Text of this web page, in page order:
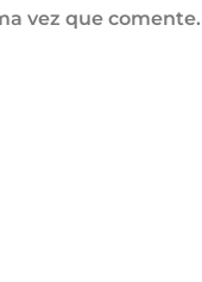
vez que comente.